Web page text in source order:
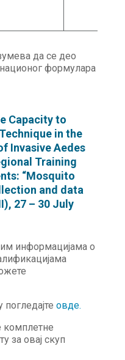
да се део
формулара
Capacity to
in the
Invasive Aedes
Training
“Mosquito
and data
27 – 30 July
информацијама о
овде.
за овај скуп